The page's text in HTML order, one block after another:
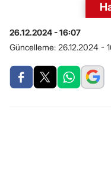
26.12.2024 - 16:07
Güncelleme: 26.12.2024 -